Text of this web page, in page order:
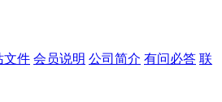
文件 会员说明 公司简介 有问必答 联